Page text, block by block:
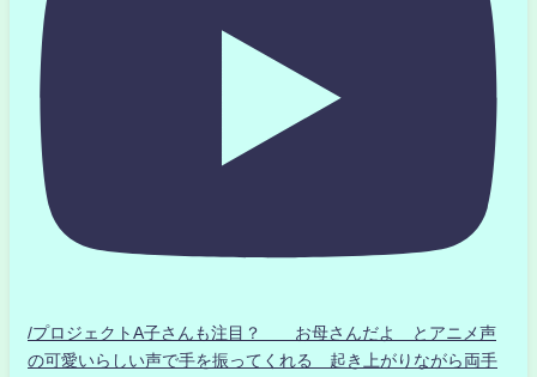
/プロジェクトA子さんも注目？ お母さんだよ とアニメ声
の可愛いらしい声で手を振ってくれる 起き上がりながら両手